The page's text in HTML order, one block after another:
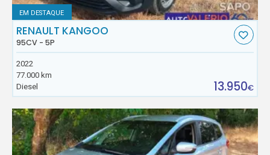
EM DESTAQUE
RENAULT KANGOO
95CV - 5P
2022
77.000 km
Diesel
13.950€